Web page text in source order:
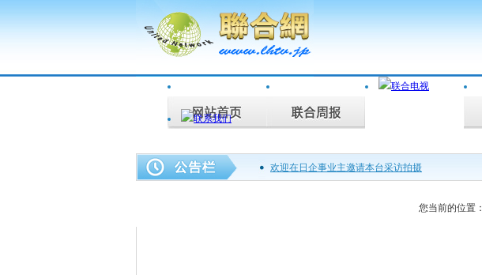
欢迎在日企事业主邀请本台采访拍摄
您当前的位置：